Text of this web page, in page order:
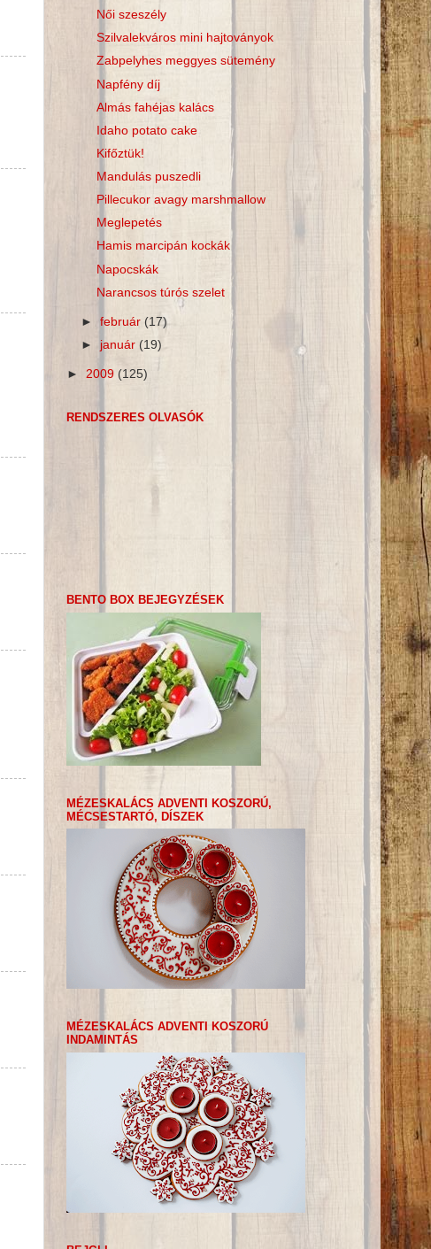
Női szeszély
Szilvalekváros mini hajtoványok
Zabpelyhes meggyes sütemény
Napfény díj
Almás fahéjas kalács
Idaho potato cake
Kifőztük!
Mandulás puszedli
Pillecukor avagy marshmallow
Meglepetés
Hamis marcipán kockák
Napocskák
Narancsos túrós szelet
►február(17)
► január (19)
► 2009 (125)
RENDSZERES OLVASÓK
BENTO BOX BEJEGYZÉSEK
MÉZESKALÁCS ADVENTI KOSZORÚ,
MÉCSESTARTÓ, DÍSZEK
MÉZESKALÁCS ADVENTI KOSZORÚ
INDAMINTÁS